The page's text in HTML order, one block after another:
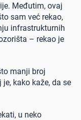
Međutim, ovaj
sam već rekao,
infrastrukturnih
– rekao je
manji broj
kako kaže, da se
u neko